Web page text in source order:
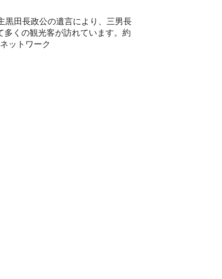
黒田長政公の遺言により、三男長
くの観光客が訪れています。 約
ットワーク